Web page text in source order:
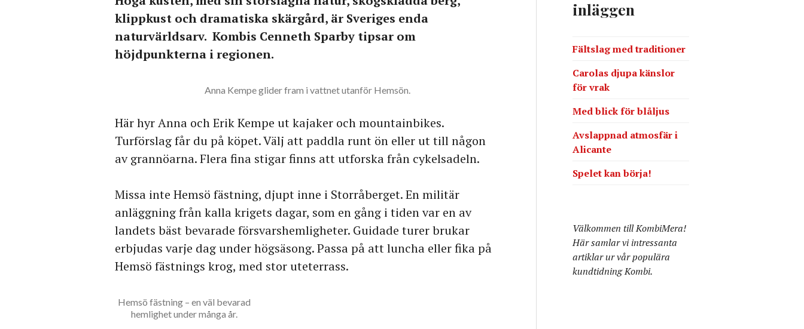
klippkust och dramatiska skärgård, är Sveriges enda
naturvärldsarv. Kombis Cenneth Sparby tipsar om
höjdpunkterna i regionen.
Anna Kempe glider fram i vattnet utanför Hemsön.
Här hyr Anna och Erik Kempe ut kajaker och mountainbikes.
Turförslag får du på köpet. Välj att paddla runt ön eller ut till någon
av grannöarna. Flera fina stigar finns att utforska från cykelsadeln.
Missa inte Hemsö fästning, djupt inne i Storråberget. En militär
anläggning från kalla krigets dagar, som en gång i tiden var en av
landets bäst bevarade försvarshemligheter. Guidade turer brukar
erbjudas varje dag under högsäsong. Passa på att luncha eller fika på
Hemsö fästnings krog, med stor uteterrass.
Hemsö fästning – en väl bevarad
hemlighet under många år.
e
inläggen
Fältslag med traditioner
Carolas djupa känslor
för vrak
Med blick för blåljus
Avslappnad atmosfär i
Alicante
Spelet kan börja!
Välkommen till KombiMera!
Här samlar vi intressanta
artiklar ur vår populära
kundtidning Kombi.